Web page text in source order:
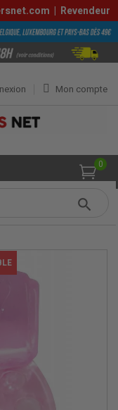
| Revendeur
Mon compte
0